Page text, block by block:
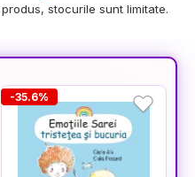
stocurile sunt limitate.
-35.6%